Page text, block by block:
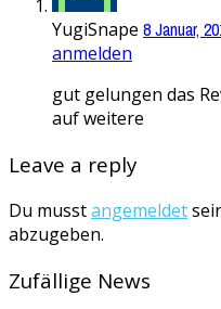
YugiSnape 8 Januar,
anmelden
gut gelungen das
auf weitere
Leave a reply
Du musstangemeldet
abzugeben.
Zufällige News